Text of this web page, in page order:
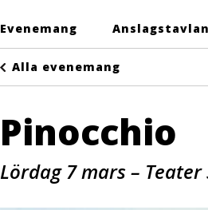
Evenemang Anslagstavlan
Alla evenemang
Pinocchio
Lördag 7 mars – Teater